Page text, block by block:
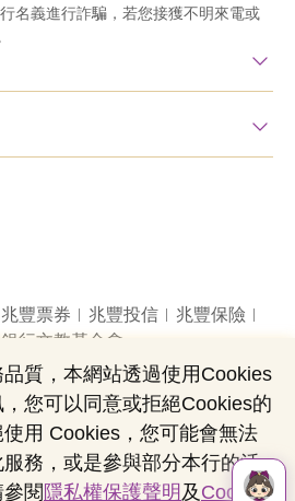
名義進行詐騙，若您接獲不明來電或
帳號
方帳號
兆豐票券 兆豐投信
兆豐保險
行文教基金會
項
機構投資人盡職治理
國內外幣清算
股份有限公司
質，本網站透過使用Cookies
您可以同意或拒絕Cookies的
用 Cookies，您可能會無法
務，或是參與部分本行的活
閱 隱私權保護聲明 及 Cookies